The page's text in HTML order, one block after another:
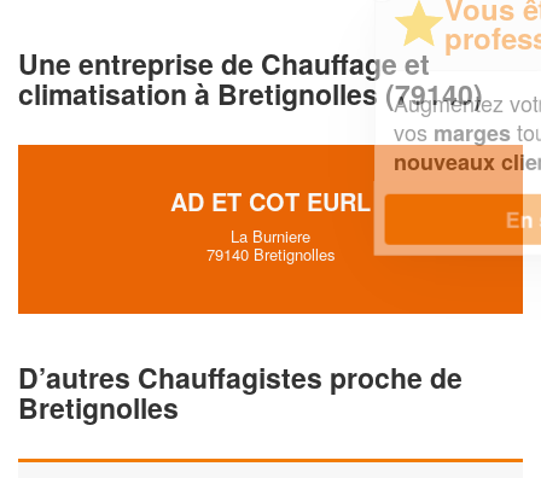
Une entreprise de Chauffage et
climatisation à Bretignolles (79140)
AD ET COT EURL
La Burniere
79140 Bretignolles
D’autres Chauffagistes proche de
Bretignolles
professionnel ?
Augmentez votrechiffre d'affaireset
tout en gagnant de
En savoir plus